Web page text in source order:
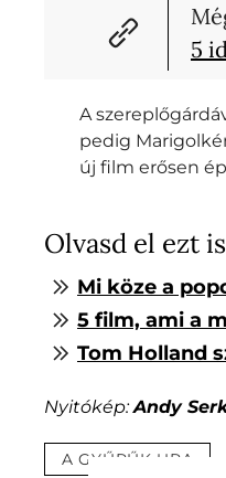
5
A
pedig
új film erősen
Olvasd el ezt
Mi köze a
5 film, ami a
Tom Holland
Nyitókép:Andy
A GYŰRŰK URA